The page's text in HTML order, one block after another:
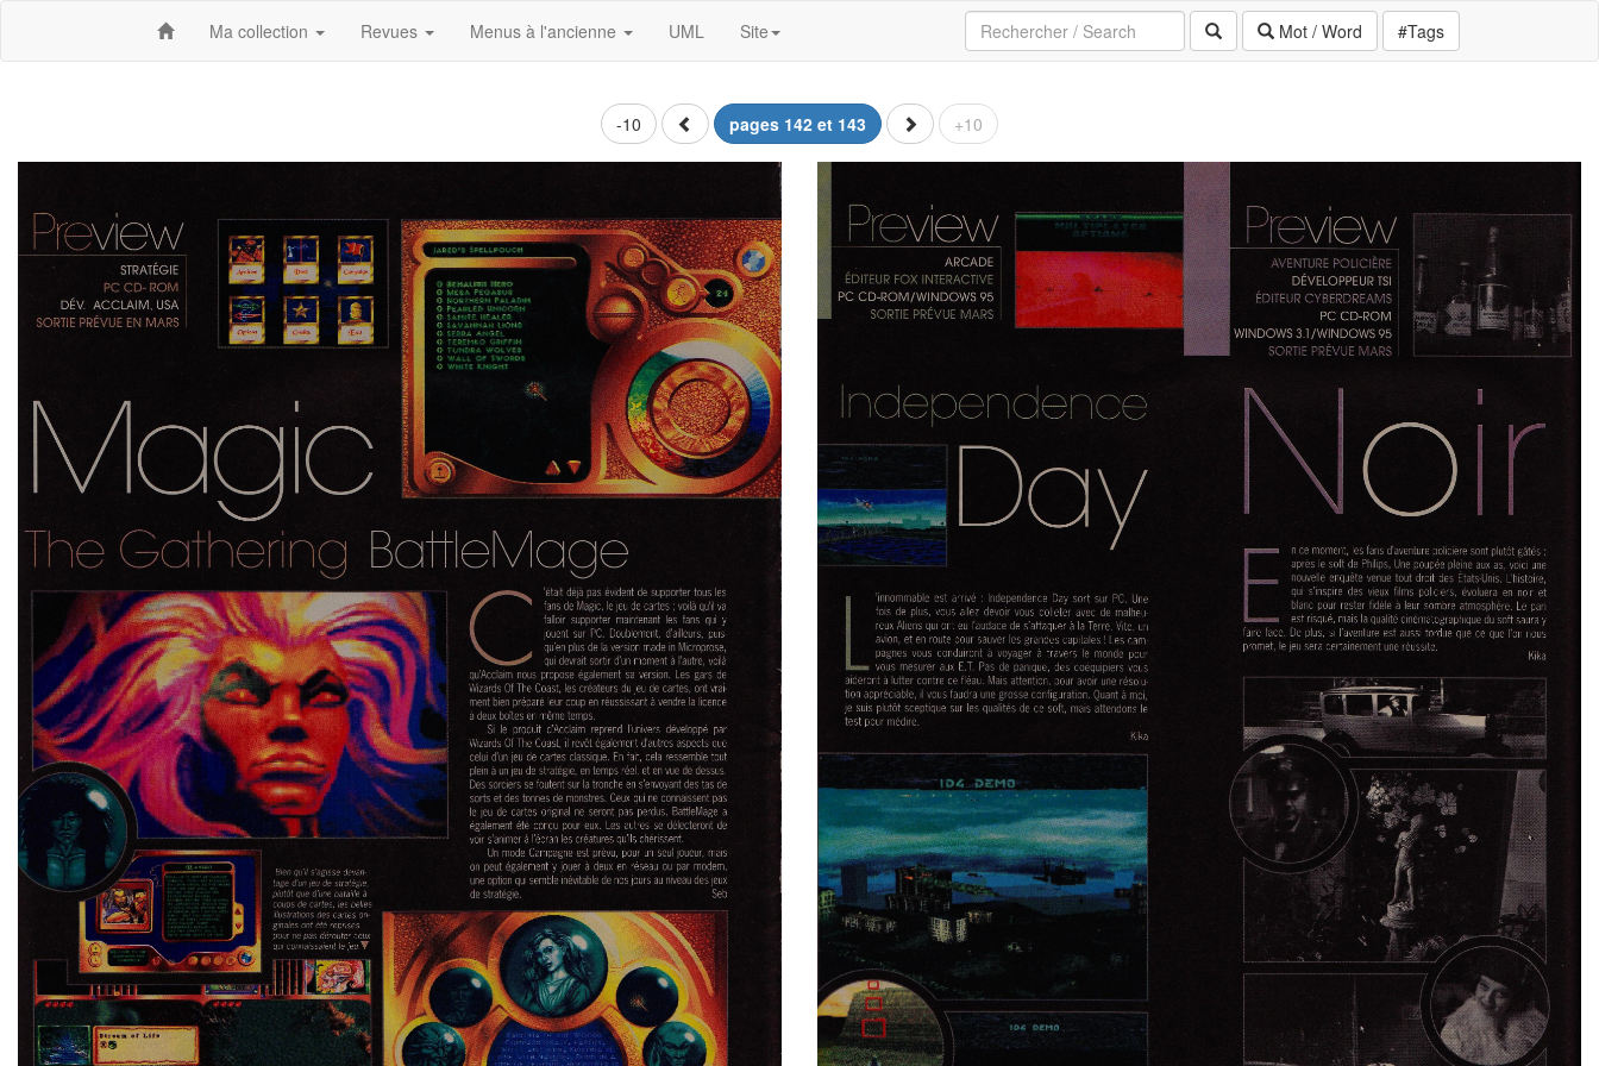
Ma collection Revues Menus à l'ancienne UML Site Mot / Word #Tags
-10 pages 142 et 143 +10